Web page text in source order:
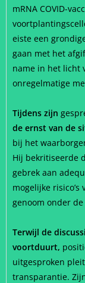
mRNA COVID-
eiste een
gaan met het
name in het licht
onregelmatige
Tijdens zijn
de ernst van de
bij het
Hij bekritiseerde
gebrek aan
mogelijke
genoom onder
Terwijl de
voortduurt,
uitgesproken
transparantie.